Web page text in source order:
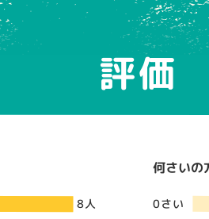
評価
8人
何さいの
0さい